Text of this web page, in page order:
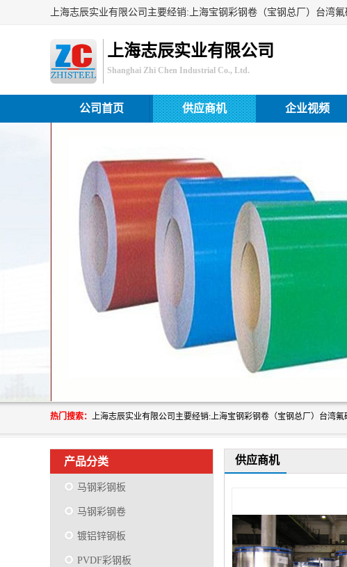
上海志辰实业有限公司
Shanghai Zhi Chen Industrial Co., Ltd.
公司首页 供应商机 企业视频
热门搜索：
产品分类
马钢彩钢板
马钢彩钢卷
镀铝锌钢板
PVDF彩钢板
供应商机